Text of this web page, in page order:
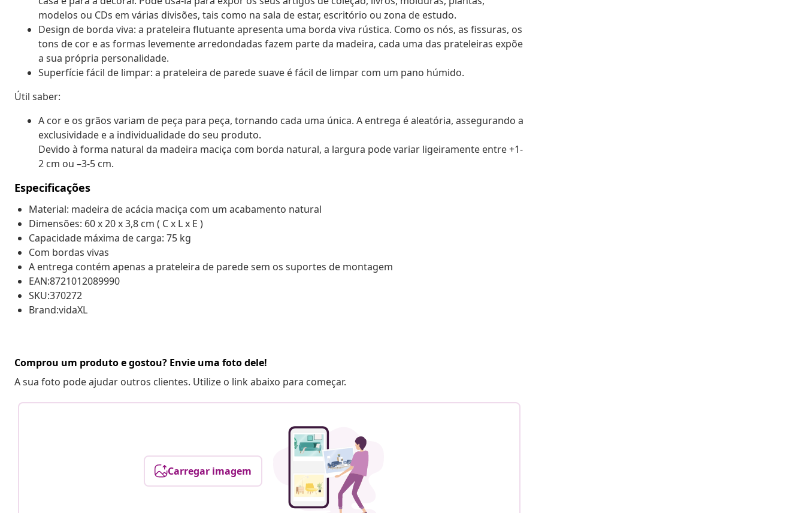
modelos ou CDs em várias divisões, tais como na sala de estar, escritório ou zona de estudo.
Design de borda viva: a prateleira flutuante apresenta uma borda viva rústica. Como os nós, as fissuras, os
tons de cor e as formas levemente arredondadas fazem parte da madeira, cada uma das prateleiras expõe
a sua própria personalidade.
Superfície fácil de limpar: a prateleira de parede suave é fácil de limpar com um pano húmido.
Útil saber:
A cor e os grãos variam de peça para peça, tornando cada uma única. A entrega é aleatória, assegurando a
exclusividade e a individualidade do seu produto.
Devido à forma natural da madeira maciça com borda natural, a largura pode variar ligeiramente entre +1-
2 cm ou –3-5 cm.
Especificações
Material: madeira de acácia maciça com um acabamento natural
Dimensões: 60 x 20 x 3,8 cm ( C x L x E )
Capacidade máxima de carga: 75 kg
Com bordas vivas
A entrega contém apenas a prateleira de parede sem os suportes de montagem
EAN:8721012089990
SKU:370272
Brand:vidaXL
Comprou um produto e gostou? Envie uma foto dele!
A sua foto pode ajudar outros clientes. Utilize o link abaixo para começar.
Carregar imagem